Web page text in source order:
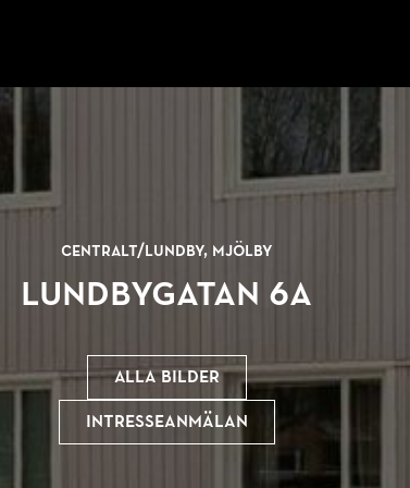
Centralt/Lundby, Mjölby
Lundbygatan 6A
Alla bilder
Intresseanmälan